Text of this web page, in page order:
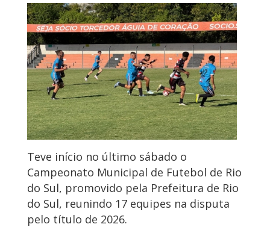
Teve início no último sábado o
Campeonato Municipal de Futebol de Rio
do Sul, promovido pela Prefeitura de Rio
do Sul, reunindo 17 equipes na disputa
pelo título de 2026.